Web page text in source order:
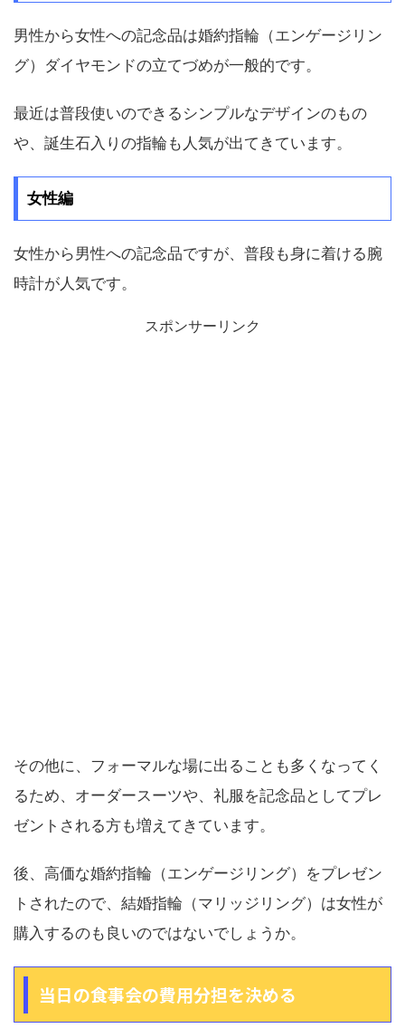
男性から女性への記念品は婚約指輪（エンゲージリン
グ）ダイヤモンドの立てづめが一般的です。
最近は普段使いのできるシンプルなデザインのもの
や、誕生石入りの指輪も人気が出てきています。
女性編
女性から男性への記念品ですが、普段も身に着ける腕
時計が人気です。
スポンサーリンク
その他に、フォーマルな場に出ることも多くなってく
るため、オーダースーツや、礼服を記念品としてプレ
ゼントされる方も増えてきています。
後、高価な婚約指輪（エンゲージリング）をプレゼン
トされたので、結婚指輪（マリッジリング）は女性が
購入するのも良いのではないでしょうか。
当日の食事会の費用分担を決める